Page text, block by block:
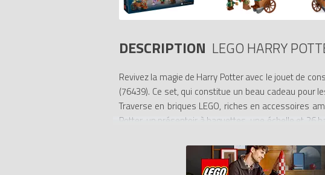
DESCRIPTION LEGO HARRY
Revivez la magie de Harry Potter avec le jouet de
(76439). Ce set, qui constitue un beau cadeau pour
Traverse en briques LEGO, riches en accessoires
Potter, un présentoir à baguettes, une échelle et 26
Ce set à collectionner comprend également 6
une sorcière avec des fleurs.